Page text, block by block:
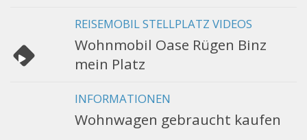
REISEMOBIL STELLPLATZ VIDEOS
Wohnmobil Oase Rügen Binz
mein Platz
INFORMATIONEN
Wohnwagen gebraucht kaufen